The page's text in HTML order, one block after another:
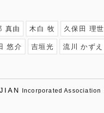
真由 木白 牧 久保田 理世
悠介 吉垣光 流川 かずえ
JIAN Incorporated Association